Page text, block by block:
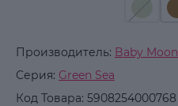
Производитель: Baby Moon
Серия: Green Sea
Код Товара: 5908254000768